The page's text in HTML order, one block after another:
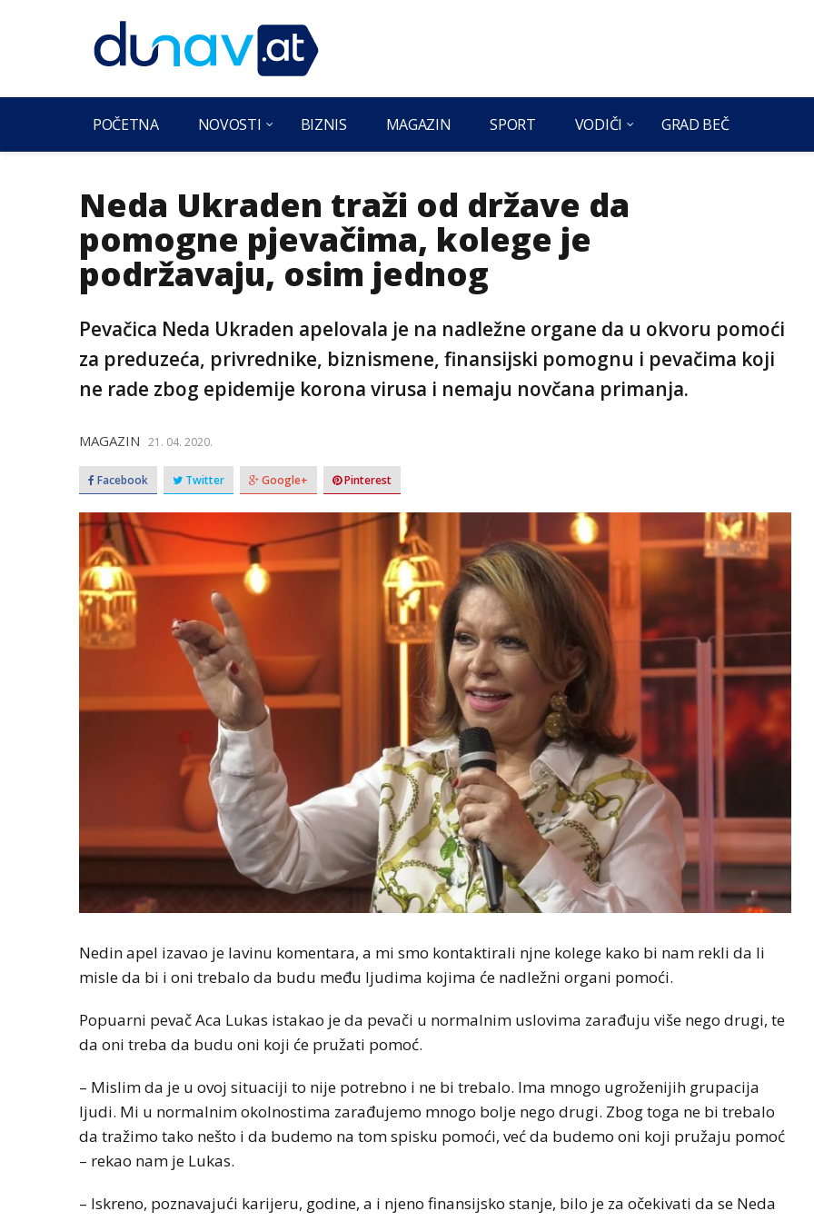
POČETNA NOVOSTI BIZNIS MAGAZIN SPORT VODIČI GRAD BEČ
Neda Ukraden traži od države da
pomogne pjevačima, kolege je
podržavaju, osim jednog
Pevačica Neda Ukraden apelovala je na nadležne organe da u okvoru pomoći
za preduzeća, privrednike, biznismene, finansijski pomognu i pevačima koji
ne rade zbog epidemije korona virusa i nemaju novčana primanja.
MAGAZIN 21. 04. 2020.
Facebook Twitter Google+ Pinterest
Nedin apel izavao je lavinu komentara, a mi smo kontaktirali njne kolege kako bi nam rekli da li
misle da bi i oni trebalo da budu među ljudima kojima će nadležni organi pomoći.
Popuarni pevač Aca Lukas istakao je da pevači u normalnim uslovima zarađuju više nego drugi, te
da oni treba da budu oni koji će pružati pomoć.
– Mislim da je u ovoj situaciji to nije potrebno i ne bi trebalo. Ima mnogo ugroženijih grupacija
ljudi. Mi u normalnim okolnostima zarađujemo mnogo bolje nego drugi. Zbog toga ne bi trebalo
da tražimo tako nešto i da budemo na tom spisku pomoći, već da budemo oni koji pružaju pomoć
– rekao nam je Lukas.
– Iskreno, poznavajući karijeru, godine, a i njeno finansijsko stanje, bilo je za očekivati da se Neda